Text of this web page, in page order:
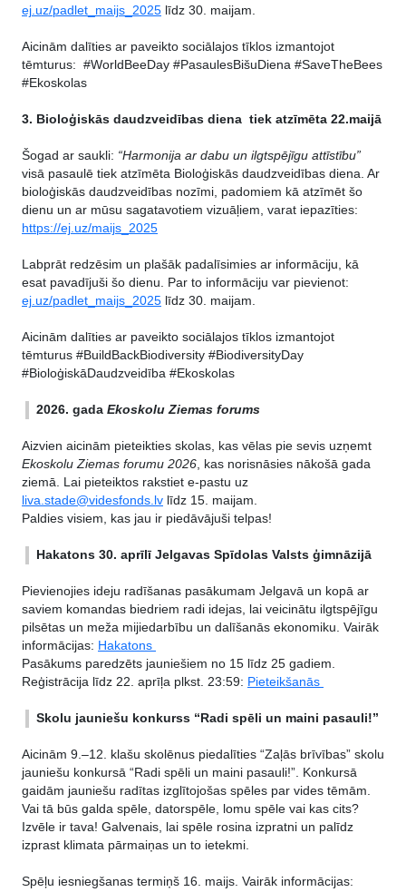
ej.uz/padlet_maijs_2025 līdz 30. maijam.
Aicinām dalīties ar paveikto sociālajos tīklos izmantojot
tēmturus: #WorldBeeDay #PasaulesBišuDiena #SaveTheBees
#Ekoskolas
3. Bioloģiskās daudzveidības diena tiek atzīmēta 22.maijā
Šogad ar saukli: “Harmonija ar dabu un ilgtspējīgu attīstību”
visā pasaulē tiek atzīmēta Bioloģiskās daudzveidības diena. Ar
bioloģiskās daudzveidības nozīmi, padomiem kā atzīmēt šo
dienu un ar mūsu sagatavotiem vizuāļiem, varat iepazīties:
https://ej.uz/maijs_2025
Labprāt redzēsim un plašāk padalīsimies ar informāciju, kā
esat pavadījuši šo dienu. Par to informāciju var pievienot:
ej.uz/padlet_maijs_2025 līdz 30. maijam.
Aicinām dalīties ar paveikto sociālajos tīklos izmantojot
tēmturus #BuildBackBiodiversity #BiodiversityDay
#BioloģiskāDaudzveidība #Ekoskolas
2026. gadaEkoskolu Ziemas forums
Aizvien aicinām pieteikties skolas, kas vēlas pie sevis uzņemt
Ekoskolu Ziemas forumu 2026, kas norisnāsies nākošā gada
ziemā. Lai pieteiktos rakstiet e-pastu uz
liva.stade@videsfonds.lv līdz 15. maijam.
Paldies visiem, kas jau ir piedāvājuši telpas!
Hakatons 30. aprīlī Jelgavas Spīdolas Valsts ģimnāzijā
Pievienojies ideju radīšanas pasākumam Jelgavā un kopā ar
saviem komandas biedriem radi idejas, lai veicinātu ilgtspējīgu
pilsētas un meža mijiedarbību un dalīšanās ekonomiku. Vairāk
informācijas: Hakatons
Pasākums paredzēts jauniešiem no 15 līdz 25 gadiem.
Reģistrācija līdz 22. aprīļa plkst. 23:59: Pieteikšanās
Skolu jauniešu konkurss “Radi spēli un maini pasauli!”
Aicinām 9.–12. klašu skolēnus piedalīties “Zaļās brīvības” skolu
jauniešu konkursā “Radi spēli un maini pasauli!”. Konkursā
gaidām jauniešu radītas izglītojošas spēles par vides tēmām.
Vai tā būs galda spēle, datorspēle, lomu spēle vai kas cits?
Izvēle ir tava!​ Galvenais, lai spēle rosina izpratni un palīdz
izprast klimata pārmaiņas un to ietekmi.
Spēļu iesniegšanas termiņš 16. maijs. Vairāk informācijas: